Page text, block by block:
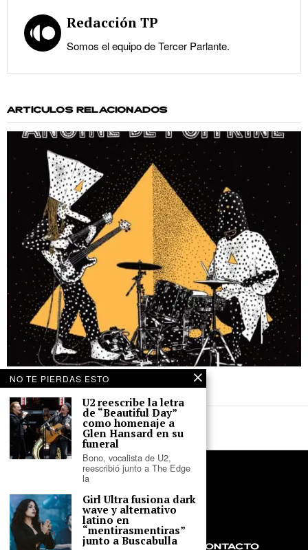
Redacción TP
Somos el equipo de Tercer Parlante.
ARTÍCULOS RELACIONADOS
Angine de Poitrine – ‘Vol. II’
NOSOTROS CONTACTO
NO TE PIERDAS ESTO
U2 reescribe la letra
de “Beautiful Day”
como homenaje a
Glen Hansard en su
funeral
Bono, vocalista de U2,
reescribió junto a The Edge
la
Girl Ultra fusiona dark
wave y alternativo
latino en
“mentirasmentiras”
junto a Buscabulla